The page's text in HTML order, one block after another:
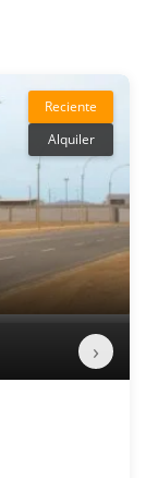
Reciente
Alquiler
›